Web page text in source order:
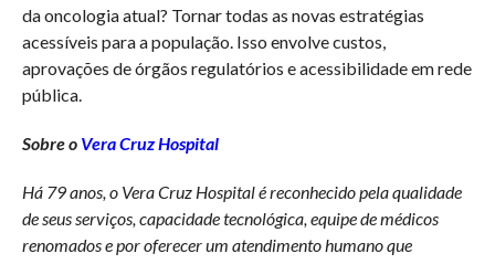
da oncologia atual? Tornar todas as novas estratégias
acessíveis para a população. Isso envolve custos,
aprovações de órgãos regulatórios e acessibilidade em rede
pública.
Sobre o Vera Cruz Hospital
Há 79 anos, o Vera Cruz Hospital é reconhecido pela qualidade
de seus serviços, capacidade tecnológica, equipe de médicos
renomados e por oferecer um atendimento humano que